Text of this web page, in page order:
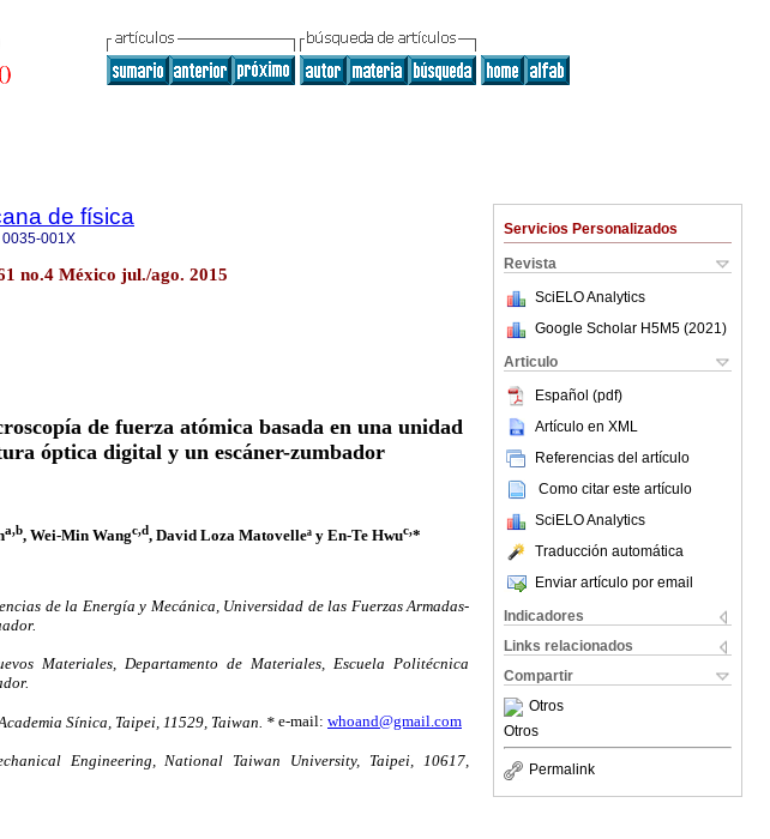
Servicios Personalizados
Revista
SciELO Analytics
Google Scholar H5M5 (2021 )
Articulo
Español (pdf)
Artículo en XML
Referencias del artículo
Como citar este artículo
SciELO Analytics
Traducción automática
Enviar artículo por email
Indicadores
Links relacionados
Compartir
Otros
Otros
Permalink
de física
0035-001X
no.4 México jul./ago. 2015
de fuerza atómica basada en una unidad
óptica digital y un escáner-zumbador
a,b, Wei-Min Wangc,d, David Loza Matovelleª y En-Te Hwuc,*
de la Energía y Mecánica, Universidad de las Fuerzas Armadas-
Materiales, Departamento de Materiales, Escuela Politécnica
Sínica, Taipei, 11529, Taiwan. * e-mail: whoand@gmail.com
Engineering, National Taiwan University, Taipei, 10617,